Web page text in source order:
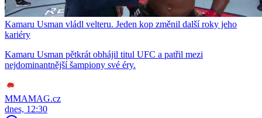
Kamaru Usman vládl velteru. Jeden kop změnil další roky jeho
kariéry
Kamaru Usman pětkrát obhájil titul UFC a patřil mezi
nejdominantnější šampiony své éry.
MMAMAG.cz
dnes, 12:30